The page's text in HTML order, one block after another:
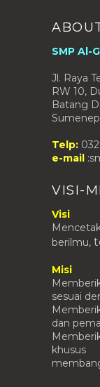
SMP Al-
Jl. Raya
RW 10,
Batang
Telp:
e-mail
VISI-
Visi
berilmu,
Misi
sesuai
dan
khusus